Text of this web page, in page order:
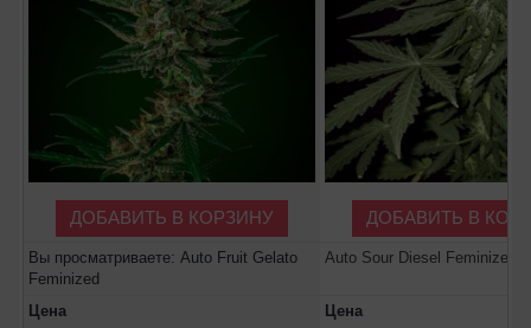
ДОБАВИТЬ В КОРЗИНУ ДОБАВИТЬ В
Вы просматриваете: Auto Fruit Gelato
Feminized
Auto Sour Diesel Feminized
Цена Цена